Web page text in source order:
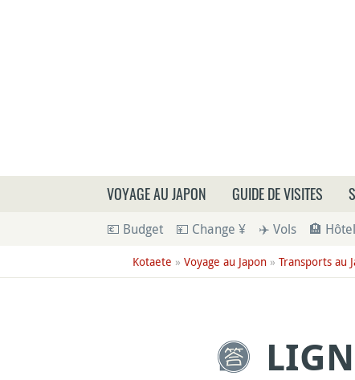
VOYAGE AU JAPON GUIDE DE VISITES
💶 Budget 💴 Change ¥ ✈️ Vols 🏨
Kotaete » Voyage au Japon» Transports au